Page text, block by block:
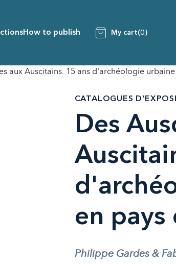
How to publish My cart(0)
aux Auscitains. 15 ans d'archéologie
CATALOGUES
Des
en pays
Philippe Gardes &